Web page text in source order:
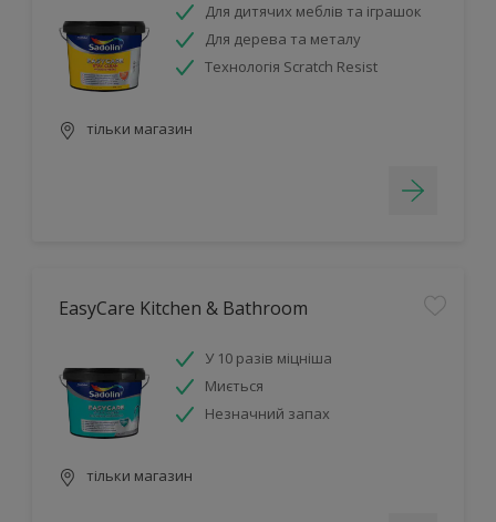
Для дитячих меблів та іграшок
Для дерева та металу
Технологія Scratch Resist
тільки магазин
EasyCare Kitchen & Bathroom
У 10 разів міцніша
Миється
Незначний запах
тільки магазин